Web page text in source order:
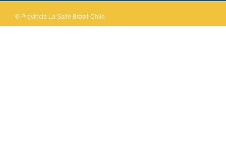
© Província La Salle Brasil-Chile